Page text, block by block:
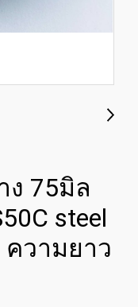
ง 75มิล
steel
วามยาว